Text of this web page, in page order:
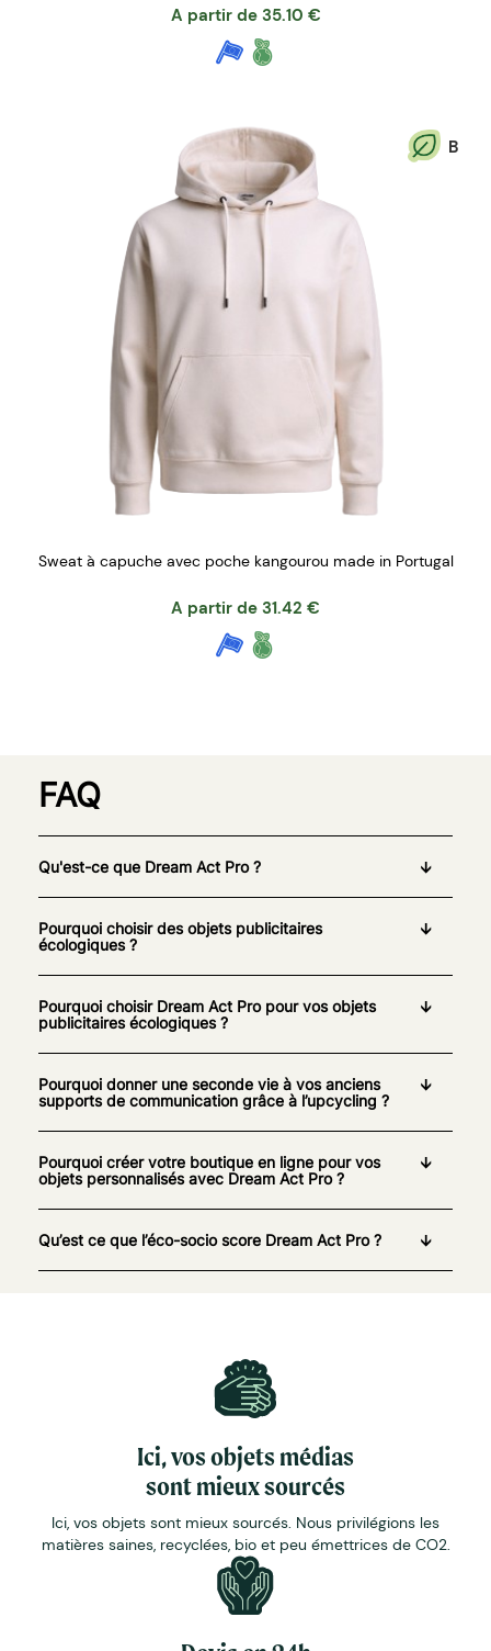
A partir de 35.10 €
B
Sweat à capuche avec poche kangourou made in Portugal
A partir de 31.42 €
FAQ
Qu'est-ce que Dream Act Pro ?
Pourquoi choisir des objets publicitaires
écologiques ?
Pourquoi choisir Dream Act Pro pour vos objets
publicitaires écologiques ?
Pourquoi donner une seconde vie à vos anciens
supports de communication grâce à l’upcycling ?
Pourquoi créer votre boutique en ligne pour vos
objets personnalisés avec Dream Act Pro ?
Qu’est ce que l’éco-socio score Dream Act Pro ?
Ici, vos objets médias
sont mieux sourcés
Ici, vos objets sont mieux sourcés. Nous privilégions les
matières saines, recyclées, bio et peu émettrices de CO2.